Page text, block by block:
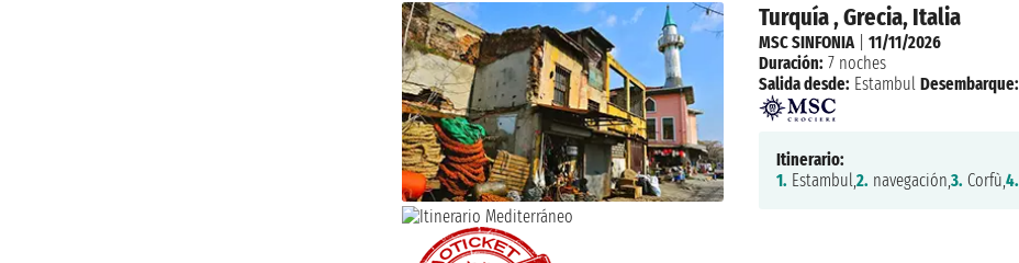
Turquía , Grecia, Italia
MSC SINFONIA| 11/11/2026
Duración: 7 noches
Salida desde: Estambul Desembarque:
Itinerario:
1. Estambul,2. navegación,3. Corfù,4.